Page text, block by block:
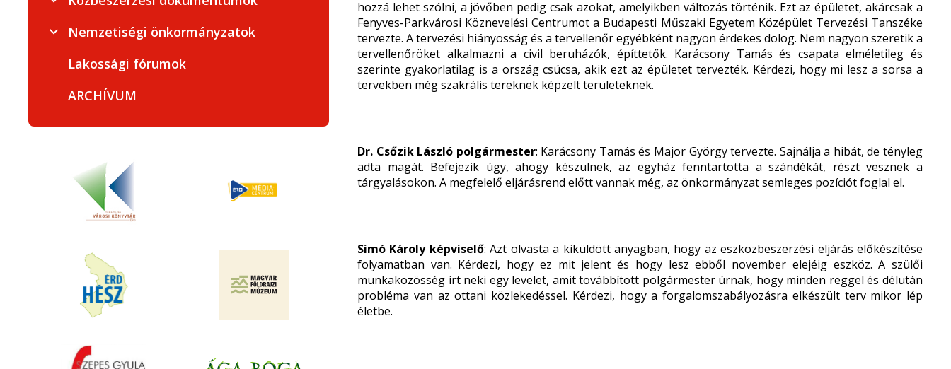
hozzá lehet szólni, a jövőben pedig csak azokat, amelyikben változás történik. Ezt az épületet, akárcsak a
Fenyves-Parkvárosi Köznevelési Centrumot a Budapesti Műszaki Egyetem Középület Tervezési Tanszéke
tervezte. A tervezési hiányosság és a tervellenőr egyébként nagyon érdekes dolog. Nem nagyon szeretik a
tervellenőröket alkalmazni a civil beruházók, építtetők. Karácsony Tamás és csapata elméletileg és
szerinte gyakorlatilag is a ország csúcsa, akik ezt az épületet tervezték. Kérdezi, hogy mi lesz a sorsa a
tervekben még szakrális tereknek képzelt területeknek.
Dr. Csőzik László polgármester: Karácsony Tamás és Major György tervezte. Sajnálja a hibát, de tényleg
adta magát. Befejezik úgy, ahogy készülnek, az egyház fenntartotta a szándékát, részt vesznek a
tárgyalásokon. A megfelelő eljárásrend előtt vannak még, az önkormányzat semleges pozíciót foglal el.
Simó Károly képviselő: Azt olvasta a kiküldött anyagban, hogy az eszközbeszerzési eljárás előkészítése
folyamatban van. Kérdezi, hogy ez mit jelent és hogy lesz ebből november elejéig eszköz. A szülői
munkaközösség írt neki egy levelet, amit továbbított polgármester úrnak, hogy minden reggel és délután
probléma van az ottani közlekedéssel. Kérdezi, hogy a forgalomszabályozásra elkészült terv mikor lép
életbe.
Nemzetiségi önkormányzatok
Lakossági fórumok
ARCHÍVUM